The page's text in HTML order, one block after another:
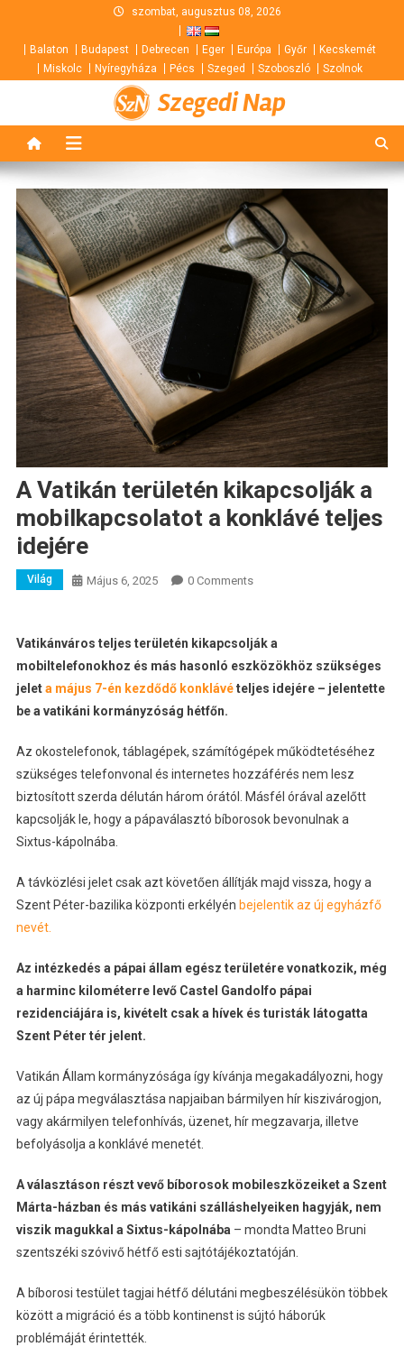
content
szombat, augusztus 08, 2026
Balaton Budapest Debrecen Eger Európa Győr
Kecskemét
Miskolc
Nyíregyháza Pécs Szeged Szoboszló Szolnok
Szegedi Nap
A Vatikán területén kikapcsolják a
mobilkapcsolatot a konklávé teljes
idejére
Világ Május 6, 2025 0 Comments
Vatikánváros teljes területén kikapcsolják a
mobiltelefonokhoz és más hasonló eszközökhöz szükséges
jeleta május 7-én kezdődő konklávételjes idejére – jelentette
be a vatikáni kormányzóság hétfőn.
Az okostelefonok, táblagépek, számítógépek működtetéséhez
szükséges telefonvonal és internetes hozzáférés nem lesz
biztosított szerda délután három órától. Másfél órával azelőtt
kapcsolják le, hogy a pápaválasztó bíborosok bevonulnak a
Sixtus-kápolnába.
A távközlési jelet csak azt követően állítják majd vissza, hogy a
Szent Péter-bazilika központi erkélyén bejelentik az új egyházfő
nevét.
Az intézkedés a pápai állam egész területére vonatkozik, még
a harminc kilométerre levő Castel Gandolfo pápai
rezidenciájára is, kivételt csak a hívek és turisták látogatta
Szent Péter tér jelent.
Vatikán Állam kormányzósága így kívánja megakadályozni, hogy
az új pápa megválasztása napjaiban bármilyen hír kiszivárogjon,
vagy akármilyen telefonhívás, üzenet, hír megzavarja, illetve
befolyásolja a konklávé menetét.
A választáson részt vevő bíborosok mobileszközeiket a Szent
Márta-házban és más vatikáni szálláshelyeiken hagyják, nem
viszik magukkal a Sixtus-kápolnába – mondta Matteo Bruni
szentszéki szóvivő hétfő esti sajtótájékoztatóján.
A bíborosi testület tagjai hétfő délutáni megbeszélésükön többek
között a migráció és a több kontinenst is sújtó háborúk
problémáját érintették.